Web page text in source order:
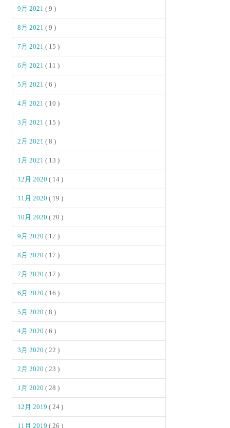
9月 2021( 9 )
8月 2021( 9 )
7月 2021( 15 )
6月 2021( 11 )
5月 2021( 6 )
4月 2021( 10 )
3月 2021( 15 )
2月 2021( 8 )
1月 2021( 13 )
12月 2020( 14 )
11月 2020( 19 )
10月 2020( 20 )
9月 2020( 17 )
8月 2020( 17 )
7月 2020( 17 )
6月 2020( 16 )
5月 2020( 8 )
4月 2020( 6 )
3月 2020( 22 )
2月 2020( 23 )
1月 2020( 28 )
12月 2019( 24 )
11月 2019( 26 )